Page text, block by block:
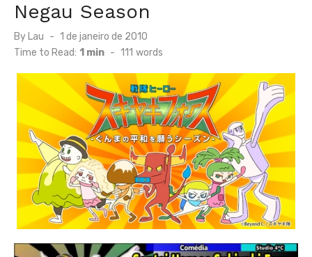
Negau Season
By Lau
Posted
on
1 de janeiro de 2010
Time to Read: 1 min - 111 words